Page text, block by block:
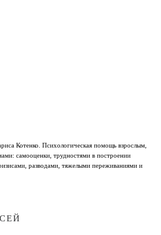
Котенко. Психологическая помощь взрослым,
самооценки, трудностями в построении
разводами, тяжелыми переживаниями и